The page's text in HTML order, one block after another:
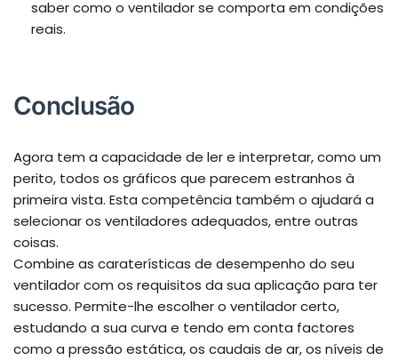
saber como o ventilador se comporta em condições
reais.
Conclusão
Agora tem a capacidade de ler e interpretar, como um
perito, todos os gráficos que parecem estranhos à
primeira vista. Esta competência também o ajudará a
selecionar os ventiladores adequados, entre outras
coisas.
Combine as caraterísticas de desempenho do seu
ventilador com os requisitos da sua aplicação para ter
sucesso. Permite-lhe escolher o ventilador certo,
estudando a sua curva e tendo em conta factores
como a pressão estática, os caudais de ar, os níveis de